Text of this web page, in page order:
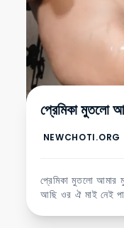
প্রেমিকা মুতলো
প্রেমিকা মুতলো আমার
আছি ওর ঐ মাই নেই